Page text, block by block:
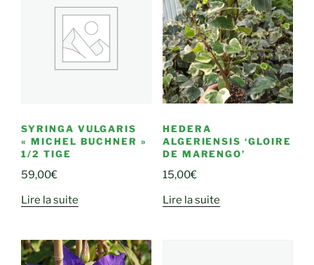
SYRINGA VULGARIS
« MICHEL BUCHNER »
1/2 TIGE
59,00€
Lire la suite
HEDERA
ALGERIENSIS ‘GLOIRE
DE MARENGO’
15,00€
Lire la suite